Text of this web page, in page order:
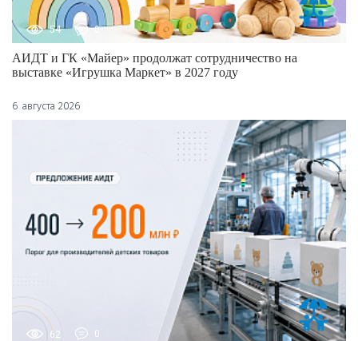
54 0
АИДТ и ГК «Майер» продолжат сотрудничество на
выставке «Игрушка Маркет» в 2027 году
6 августа 2026
62 0